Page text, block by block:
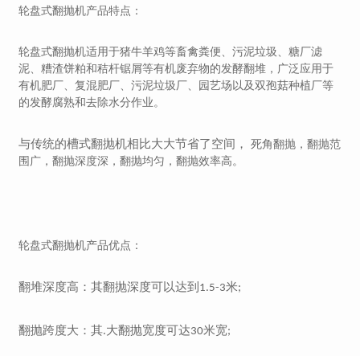
轮盘式翻抛机产品特点：
轮盘式翻抛机适用于猪牛羊鸡等畜禽粪便、污泥垃圾、糖厂滤
泥、糟渣饼粕和秸杆锯屑等有机废弃物的发酵翻堆，广泛应用于
有机肥厂、复混肥厂、污泥垃圾厂、园艺场以及双孢菇种植厂等
的发酵腐熟和去除水分作业。
与传统的槽式翻抛机相比大大节省了空间，
死角翻抛，翻抛范
围广，翻抛深度深，翻抛均匀，翻抛效率高。
轮盘式翻抛机产品优点：
翻堆深度高：其翻抛深度可以达到 1.5-3米;
翻抛跨度大：其.大翻抛宽度可达30米宽;